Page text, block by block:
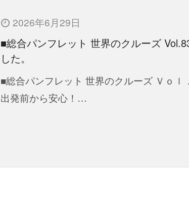
2026年6月29日
■総合パンフレット 世界のクルーズ
した。
■総合パンフレット 世界のクルーズ Ｖｏｌ
出発前から安心！…